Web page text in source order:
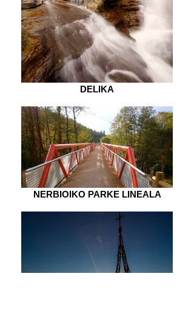
DELIKA
NERBIOIKO PARKE LINEALA